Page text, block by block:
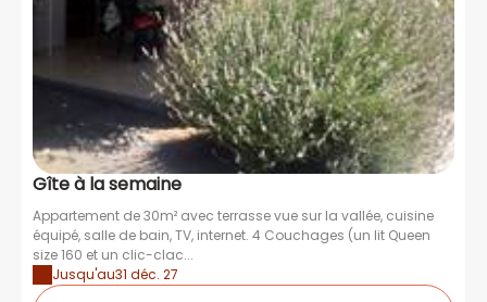
Gîte à la semaine
Appartement de 30m² avec terrasse vue sur la vallée, cuisine
équipé, salle de bain, TV, internet. 4 Couchages (un lit Queen
size 160 et un clic-clac...
Jusqu'au31 déc. 27